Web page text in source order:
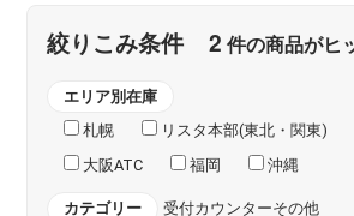
絞りこみ条件 2 件の商品がヒ
エリア別在庫
札幌
リスタ本部(東北・関東)
大阪ATC
福岡 沖縄
カテゴリー 受付カウンターその他